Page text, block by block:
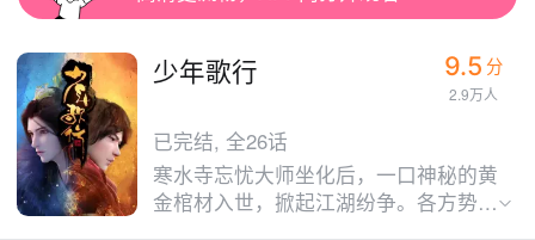
少年歌行 9.5 分
2.9万人
已完结, 全26话
寒水寺忘忧大师坐化后，一口神秘的黄
金棺材入世，掀起江湖纷争。各方势力